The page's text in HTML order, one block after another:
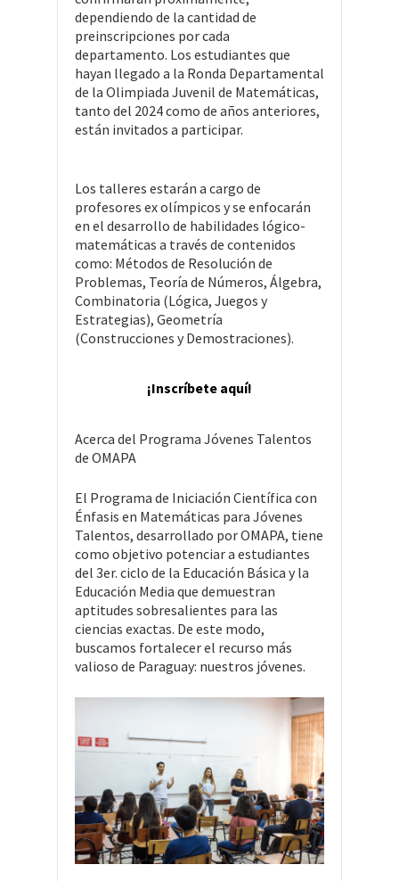
dependiendo de la cantidad de
preinscripciones por cada
departamento. Los estudiantes que
hayan llegado a la Ronda Departamental
de la Olimpiada Juvenil de Matemáticas,
tanto del 2024 como de años anteriores,
están invitados a participar.
Los talleres estarán a cargo de
profesores ex olímpicos y se enfocarán
en el desarrollo de habilidades lógico-
matemáticas a través de contenidos
como: Métodos de Resolución de
Problemas, Teoría de Números, Álgebra,
Combinatoria (Lógica, Juegos y
Estrategias), Geometría
(Construcciones y Demostraciones).
¡Inscríbete aquí!
Acerca del Programa Jóvenes Talentos
de OMAPA
El Programa de Iniciación Científica con
Énfasis en Matemáticas para Jóvenes
Talentos, desarrollado por OMAPA, tiene
como objetivo potenciar a estudiantes
del 3er. ciclo de la Educación Básica y la
Educación Media que demuestran
aptitudes sobresalientes para las
ciencias exactas. De este modo,
buscamos fortalecer el recurso más
valioso de Paraguay: nuestros jóvenes.